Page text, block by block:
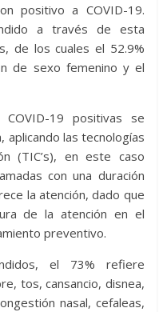
positivo a COVID-19.
a través de esta
de los cuales el 52.9%
de sexo femenino y el
19 positivas se
aplicando las tecnologías
(TIC’s), en este caso
con una duración
la atención, dado que
de la atención en el
preventivo.
el 73% refiere
tos, cansancio, disnea,
nasal, cefaleas,